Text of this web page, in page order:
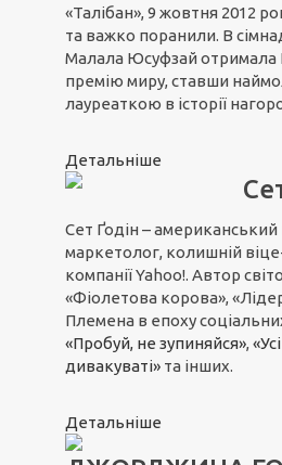
«Талібан», 9 жовтня 2012
та важко поранили. В
Малала Юсуфзай отримала
премію миру, ставши
лауреаткою в історії
Детальніше
Сет Ґодін –
маркетолог, колишній
компанії Yahoo!. Автор
«Фіолетова корова»,
Племена в епоху
«Пробуй, не зупиняйся»,
дивакуваті» та інших.
Детальніше